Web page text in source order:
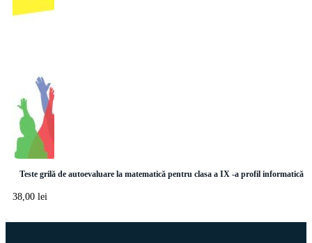
Teste grilă de autoevaluare la matematică pentru clasa a IX -a profil informatică
38,00 lei